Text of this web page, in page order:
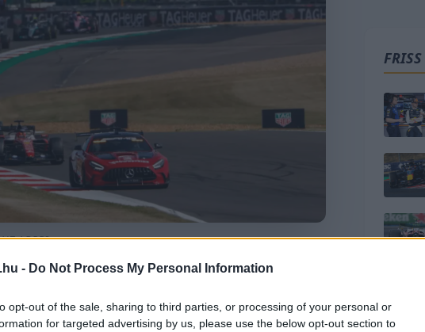
- Do Not Process My Personal Information
opt-out of the sale, sharing to third parties, or processing of your personal or
for targeted advertising by us, please use the below opt-out section to
/ DPPI
FRISS